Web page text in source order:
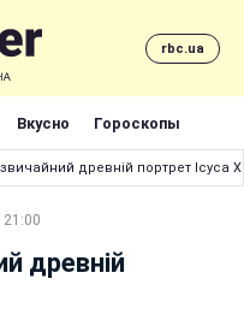
rbc.ua
Вкусно Гороскопы
древній портрет Ісуса
21:00
древній